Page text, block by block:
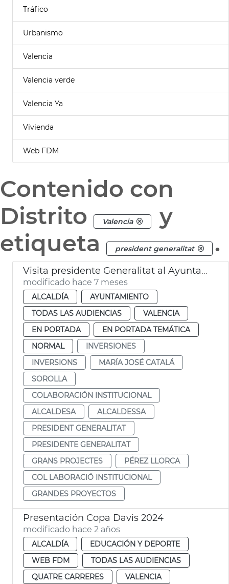
Tráfico
Urbanismo
Valencia
Valencia verde
Valencia Ya
Vivienda
Web FDM
Contenido con
Distrito
Valencia
y
etiqueta
president generalitat .
Visita presidente Generalitat al Ayuntamiento. Sorolla
modificado hace 7 meses
ALCALDÍA
AYUNTAMIENTO
TODAS LAS AUDIENCIAS
VALENCIA
EN PORTADA
EN PORTADA TEMÁTICA
NORMAL
INVERSIONES
INVERSIONS
MARÍA JOSÉ CATALÁ
SOROLLA
COLABORACIÓN INSTITUCIONAL
ALCALDESA
ALCALDESSA
PRESIDENT GENERALITAT
PRESIDENTE GENERALITAT
GRANS PROJECTES
PÉREZ LLORCA
COL LABORACIÓ INSTITUCIONAL
GRANDES PROYECTOS
Presentación Copa Davis 2024
modificado hace 2 años
ALCALDÍA
EDUCACIÓN Y DEPORTE
WEB FDM
TODAS LAS AUDIENCIAS
QUATRE CARRERES
VALENCIA